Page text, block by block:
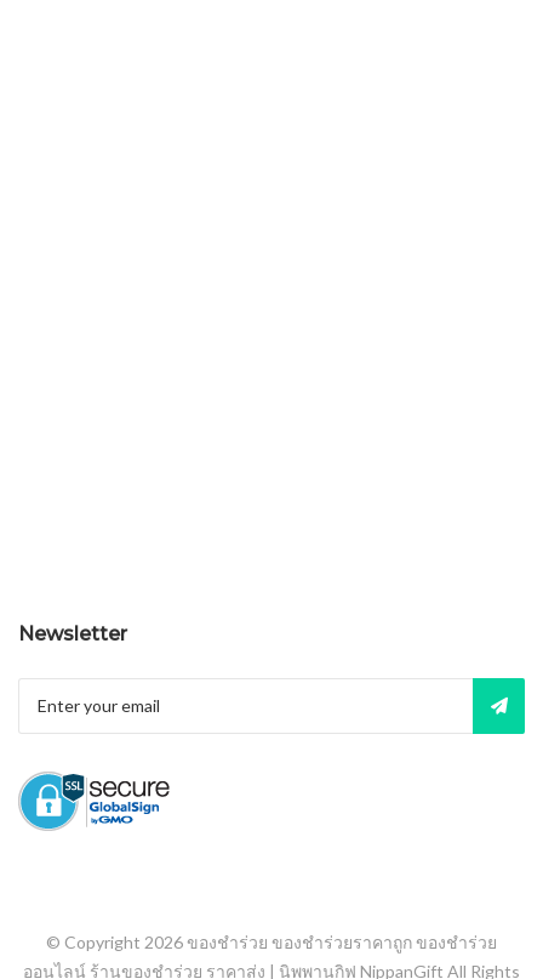
Newsletter
© Copyright 2026ของชำร่วย ของชำร่วยราคาถูก ของชำร่วย
ออนไลน์ ร้านของชำร่วย ราคาส่ง | นิพพานกิฟ NippanGift All Rights